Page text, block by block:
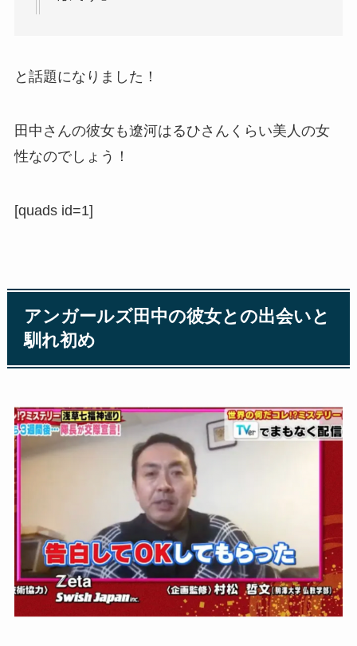
と話題になりました！
田中さんの彼女も遼河はるひさんくらい美人の女
性なのでしょう！
[quads id=1]
アンガールズ田中の彼女との出会いと
馴れ初め